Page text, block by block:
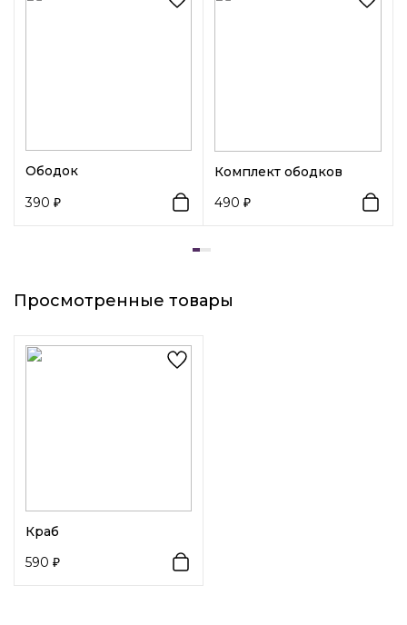
форме заколка-краб станет незаменимым помощников в
Ободок
390
Комплект ободков
490
Просмотренные товары
Краб
590